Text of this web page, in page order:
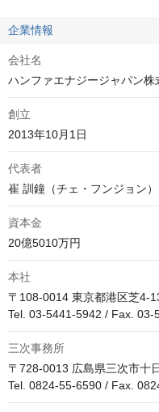
企業情報
会社名
ハンファエナジージャパン株
創立
代表者
崔 訓鐘（チェ・フンジョン）
資本金
20億5010万円
本社
〒108-0014 東京都港区芝4-
Tel. 03-5441-5942 / Fax. 03-
三次事務所
〒728-0013 広島県三次市十
Tel. 0824-55-6590 / Fax.